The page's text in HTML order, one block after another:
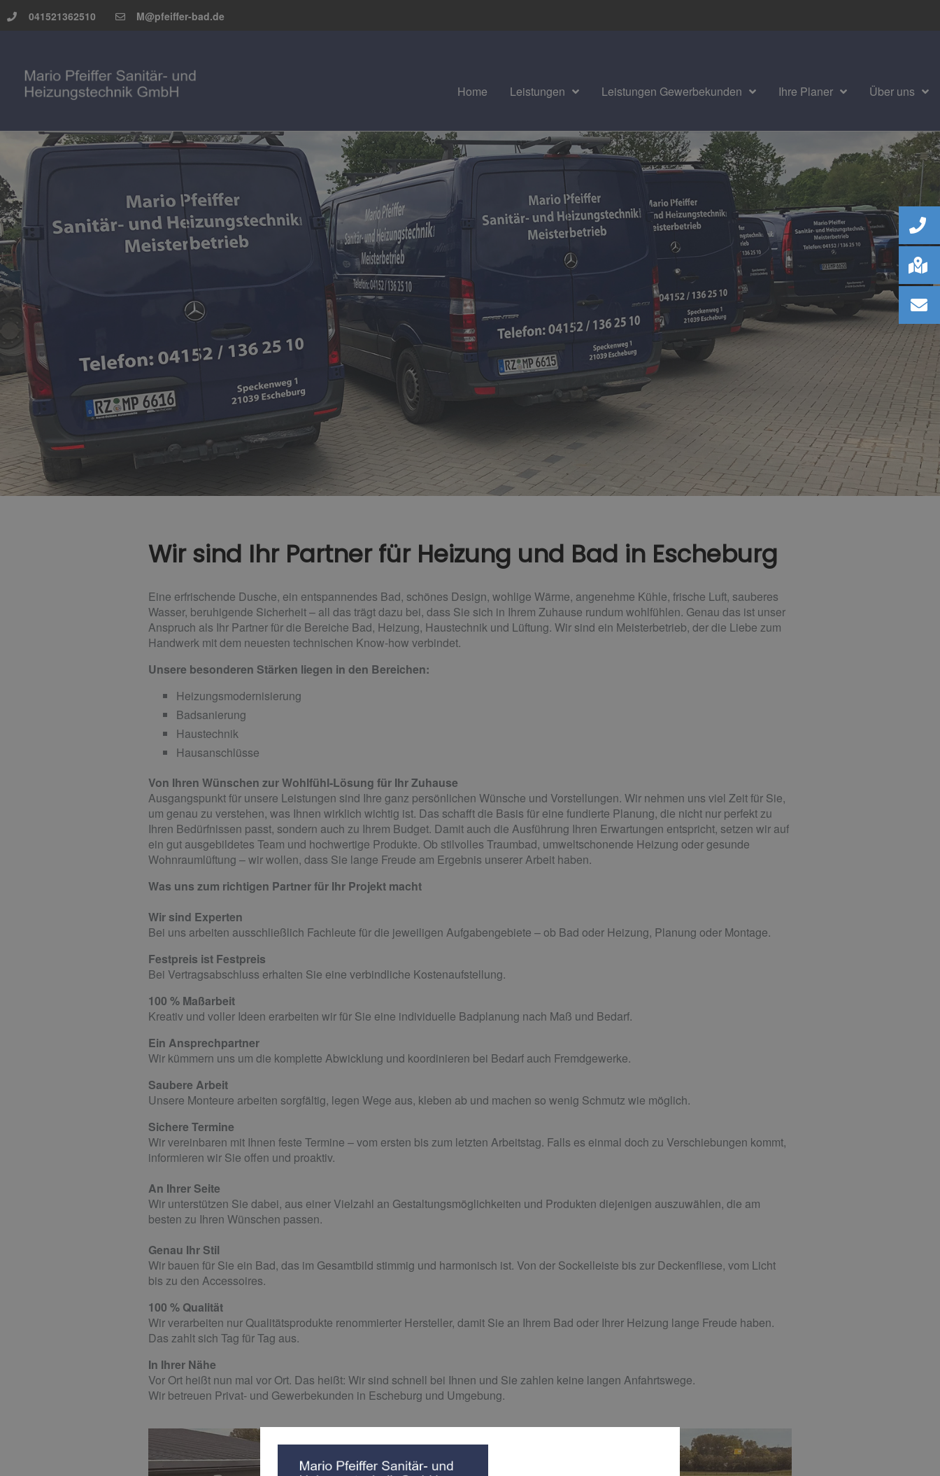
041521362510 M@pfeiffer-bad.de
Home Leistungen Leistungen Gewerbekunden Ihre Planer Über uns
Wir sind Ihr Partner für Heizung und Bad in Escheburg
Eine erfrischende Dusche, ein entspannendes Bad, schönes Design, wohlige Wärme, angenehme Kühle, frische Luft, sauberes
Wasser, beruhigende Sicherheit – all das trägt dazu bei, dass Sie sich in Ihrem Zuhause rundum wohlfühlen. Genau das ist unser
Anspruch als Ihr Partner für die Bereiche Bad, Heizung, Haustechnik und Lüftung. Wir sind ein Meisterbetrieb, der die Liebe zum
Handwerk mit dem neuesten technischen Know-how verbindet.
Unsere besonderen Stärken liegen in den Bereichen:
Heizungsmodernisierung
Badsanierung
Haustechnik
Hausanschlüsse
Von Ihren Wünschen zur Wohlfühl-Lösung für Ihr Zuhause
Ausgangspunkt für unsere Leistungen sind Ihre ganz persönlichen Wünsche und Vorstellungen. Wir nehmen uns viel Zeit für Sie,
um genau zu verstehen, was Ihnen wirklich wichtig ist. Das schafft die Basis für eine fundierte Planung, die nicht nur perfekt zu
Ihren Bedürfnissen passt, sondern auch zu Ihrem Budget. Damit auch die Ausführung Ihren Erwartungen entspricht, setzen wir auf
ein gut ausgebildetes Team und hochwertige Produkte. Ob stilvolles Traumbad, umweltschonende Heizung oder gesunde
Wohnraumlüftung – wir wollen, dass Sie lange Freude am Ergebnis unserer Arbeit haben.
Was uns zum richtigen Partner für Ihr Projekt macht
Wir sind Experten
Bei uns arbeiten ausschließlich Fachleute für die jeweiligen Aufgabengebiete – ob Bad oder Heizung, Planung oder Montage.
Festpreis ist Festpreis
Bei Vertragsabschluss erhalten Sie eine verbindliche Kostenaufstellung.
100 % Maßarbeit
Kreativ und voller Ideen erarbeiten wir für Sie eine individuelle Badplanung nach Maß und Bedarf.
Ein Ansprechpartner
Wir kümmern uns um die komplette Abwicklung und koordinieren bei Bedarf auch Fremdgewerke.
Saubere Arbeit
Unsere Monteure arbeiten sorgfältig, legen Wege aus, kleben ab und machen so wenig Schmutz wie möglich.
Sichere Termine
Wir vereinbaren mit Ihnen feste Termine ­– vom ersten bis zum letzten Arbeitstag. Falls es einmal doch zu Verschiebungen kommt,
informieren wir Sie offen und proaktiv.
An Ihrer Seite
Wir unterstützen Sie dabei, aus einer Vielzahl an Gestaltungsmöglichkeiten und Produkten diejenigen auszuwählen, die am
besten zu Ihren Wünschen passen.
Genau Ihr Stil
Wir bauen für Sie ein Bad, das im Gesamtbild stimmig und harmonisch ist. Von der Sockelleiste bis zur Deckenfliese, vom Licht
bis zu den Accessoires.
100 % Qualität
Wir verarbeiten nur Qualitätsprodukte renommierter Hersteller, damit Sie an Ihrem Bad oder Ihrer Heizung lange Freude haben.
Das zahlt sich Tag für Tag aus.
In Ihrer Nähe
Vor Ort heißt nun mal vor Ort. Das heißt: Wir sind schnell bei Ihnen und Sie zahlen keine langen Anfahrtswege.
Wir betreuen Privat- und Gewerbekunden in Escheburg und Umgebung.